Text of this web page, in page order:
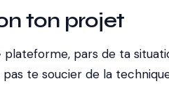
ton projet
pars de ta
te soucier de la